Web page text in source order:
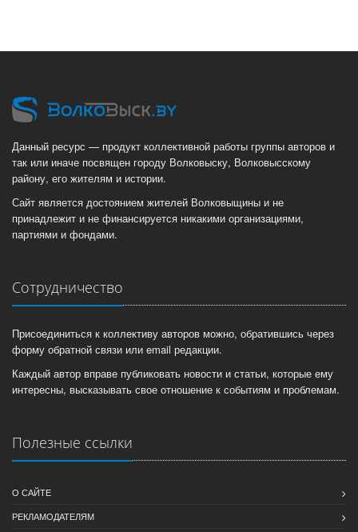
Данный ресурс — продукт коллективной работы группы авторов и
так или иначе посвящен городу Волковыску, Волковысскому
району, его жителям и истории.
Сайт является достоянием жителей Волковыщины и не
принадлежит и не финансируется никакими организациями,
партиями и фондами.
Сотрудничество
Присоединиться к коллективу авторов можно, обратившись через
форму обратной связи или email редакции.
Каждый автор вправе публиковать новости и статьи, которые ему
интересны, высказывать свое отношение к событиям и проблемам.
Полезные ссылки
О САЙТЕ
РЕКЛАМОДАТЕЛЯМ